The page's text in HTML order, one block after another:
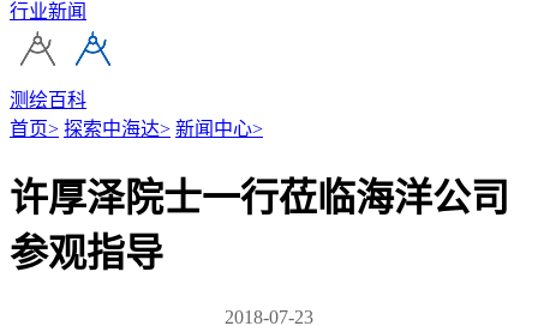
行业新闻
测绘百科
首页> 探索中海达> 新闻中心>
许厚泽院士一行莅临海洋公司
参观指导
2018-07-23